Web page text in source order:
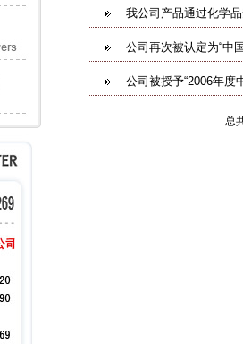
我公司产品通过化学
公司再次被认定为“中
公司被授予“2006年度
总